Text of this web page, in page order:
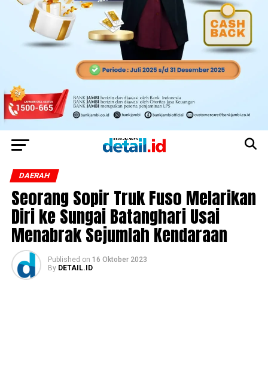
DAERAH
Seorang Sopir Truk Fuso Melarikan
Diri ke Sungai Batanghari Usai
Menabrak Sejumlah Kendaraan
Published on 16 Oktober 2023
By DETAIL.ID